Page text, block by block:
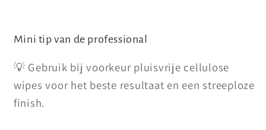
Mini tip van de professional
💡 Gebruik bij voorkeur pluisvrije cellulose
wipes voor het beste resultaat en een streeploze
finish.